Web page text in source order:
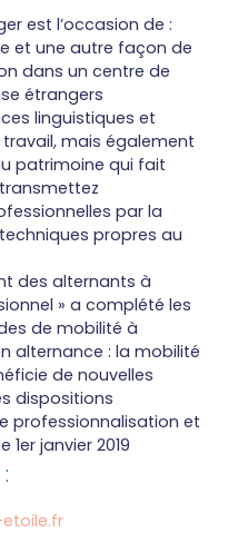
est l’occasion de :
et une autre façon de
dans un centre de
étrangers
linguistiques et
mais également
patrimoine qui fait
par la
propres au
des alternants à
» a complété les
de mobilité à
alternance : la mobilité
de nouvelles
dispositions
professionnalisation et
janvier 2019